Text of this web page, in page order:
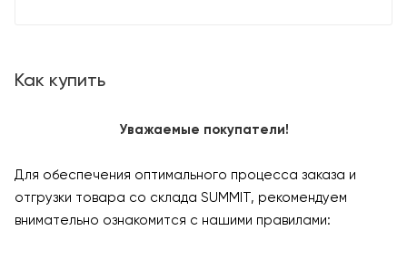
Как купить
Уважаемые покупатели!
Для обеспечения оптимального процесса заказа и
отгрузки товара со склада SUMMIT, рекомендуем
внимательно ознакомится с нашими правилами: